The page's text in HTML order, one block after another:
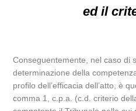
ed il
Conseguentemente, nel caso di
determinazione della
profilo dell’efficacia dell’atto, è
comma 1, c.p.a. (c.d. criterio